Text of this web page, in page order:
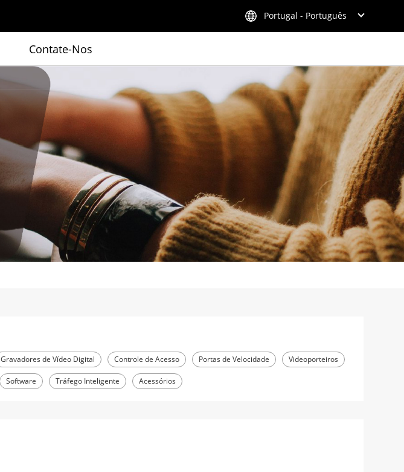
Portugal - Português
Contate-Nos
Gravadores de Vídeo Digital Controle de Acesso Portas de Velocidade Videoporteiros
Software Tráfego Inteligente Acessórios